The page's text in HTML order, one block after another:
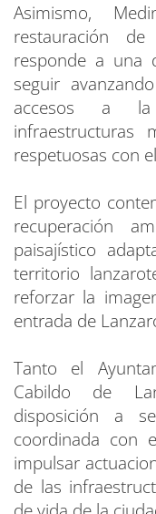
Asimismo,
restauración
responde a una
seguir
accesos a la
infraestructuras
respetuosas con
El proyecto
recuperación
paisajístico
territorio
reforzar la
entrada de
Tanto el
Cabildo de
disposición a
coordinada con
impulsar
de las